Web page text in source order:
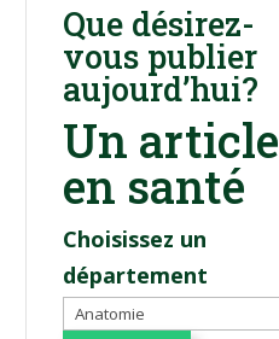
Que désirez-
vous publier
aujourd’hui?
Un article
en santé
Choisissez un
département